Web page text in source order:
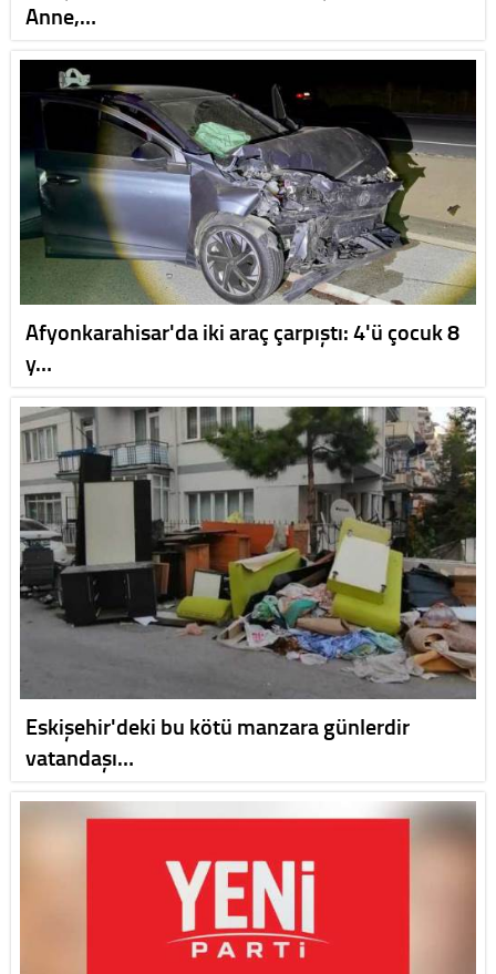
Anne,…
Afyonkarahisar'da iki araç çarpıştı: 4'ü çocuk 8
y…
Eskişehir'deki bu kötü manzara günlerdir
vatandaşı…